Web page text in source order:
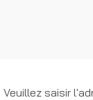
Veuillez saisir